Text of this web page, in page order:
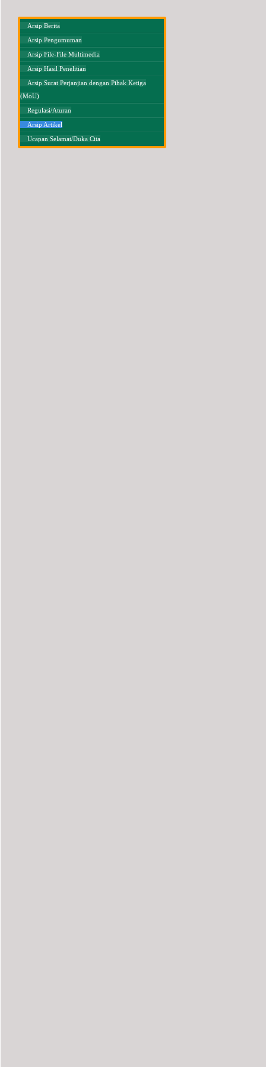
Arsip Berita
Arsip Pengumuman
Arsip File-File Multimedia
Arsip Hasil Penelitian
Arsip Surat Perjanjian dengan Pihak Ketiga
(MoU)
Regulasi/Aturan
Arsip Artikel
Ucapan Selamat/Duka Cita